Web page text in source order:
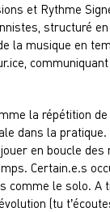
et Rythme
structuré
la musique en
la répétition
dans la
en boucle des
Certain.e.s
comme le solo. A
(tu